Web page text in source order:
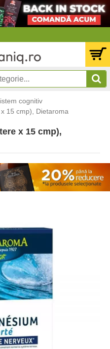
cognitiv
15 cmp), Dietaroma
x 15 cmp),